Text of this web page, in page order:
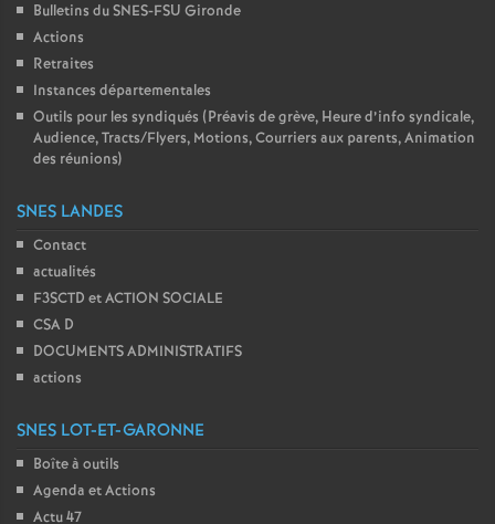
Bulletins du SNES-FSU Gironde
Actions
Retraites
Instances départementales
Outils pour les syndiqués (Préavis de grève, Heure d’info syndicale,
Audience, Tracts/Flyers, Motions, Courriers aux parents, Animation
des réunions)
SNES LANDES
Contact
actualités
F3SCTD et ACTION SOCIALE
CSA D
DOCUMENTS ADMINISTRATIFS
actions
SNES LOT-ET-GARONNE
Boîte à outils
Agenda et Actions
Actu 47